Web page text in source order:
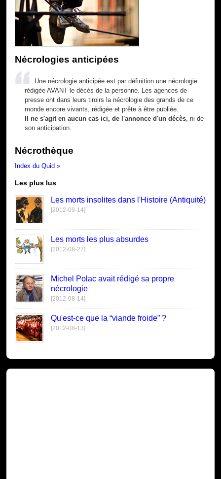
Nécrologies anticipées
Une nécrologie anticipée est par définition une nécrologie
rédigée AVANT le décès de la personne. Les agences de
presse ont dans leurs tiroirs la nécrologie des grands de ce
monde encore vivants, rédigée et prête à être publiée.
Il ne s'agit en aucun cas ici, de l'annonce d'un décès , ni de
son anticipation.
Nécrothèque
Index du Quid »
Les plus lus
Les morts insolites dans l'Histoire (Antiquité)
[2012-09-14]
Les morts les plus absurdes
[2012-08-27]
Michel Polac avait rédigé sa propre
nécrologie
[2012-08-14]
Qu'est-ce que la “viande froide” ?
[2012-08-13]